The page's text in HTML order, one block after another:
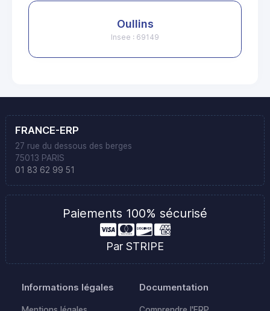
Oullins
Insee : 69149
FRANCE-ERP
27 rue du dessous des berges
75013 PARIS
01 83 62 99 51
Paiements 100% sécurisé
Par STRIPE
Informations légales Documentation